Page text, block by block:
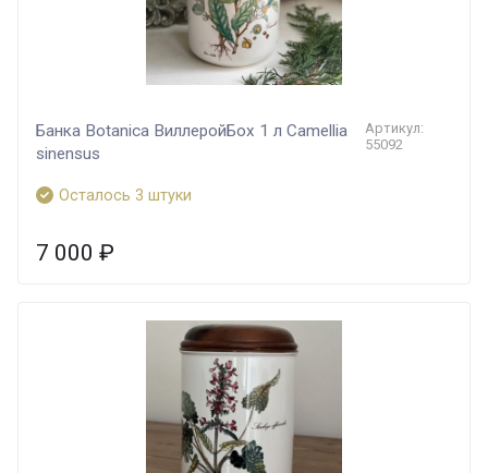
Банка Botanica ВиллеройБох 1 л Camellia
sinensus
Артикул:
55092
Осталось 3 штуки
7 000 ₽